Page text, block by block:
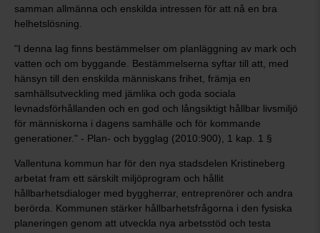
samman allmänna och enskilda intressen för att nå en bra
helhetslösning.
"I denna lag finns bestämmelser om planläggning av mark och
vatten och om byggande. Bestämmelserna syftar till att, med
hänsyn till den enskilda människans frihet, främja en
samhällsutveckling med jämlika och goda sociala
levnadsförhållanden och en god och långsiktigt hållbar livsmiljö
för människorna i dagens samhälle och för kommande
generationer." - Plan- och bygglag (2010:900), 1 kap. 1 §
Vallentuna kommun har för den nya stadsdelen Kristineberg
arbetat fram ett särskilt miljöprogram och hållit
hållbarhetsdialoger med byggherrar, entreprenörer och andra
berörda. Kommunen stärker hållbarhetsfrågorna i den fysiska
planeringen genom att utveckla nya arbetsstöd och testa